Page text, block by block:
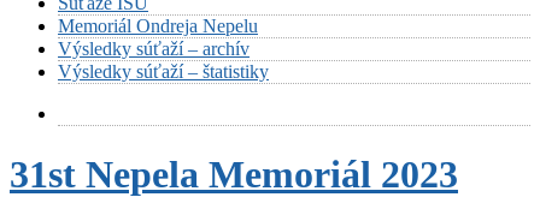
Memoriál Ondreja Nepelu
Výsledky súťaží – archív
Výsledky súťaží – štatistiky
31st Nepela Memoriál 2023